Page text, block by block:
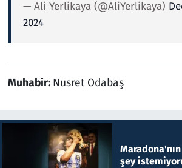
— Ali Yerlikaya (@AliYerlikaya)
2024
Muhabir: Nusret Odabaş
şey